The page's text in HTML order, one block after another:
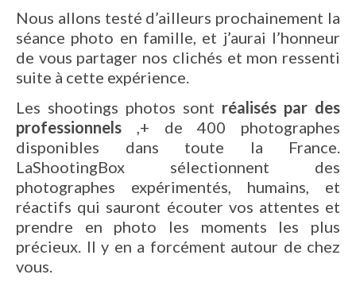
Nous allons testé d’ailleurs prochainement la
séance photo en famille, et j’aurai l’honneur
de vous partager nos clichés et mon ressenti
suite à cette expérience.
Les shootings photos sont réalisés par des
professionnels ,+ de 400 photographes
disponibles dans toute la France.
LaShootingBox sélectionnent des
photographes expérimentés, humains, et
réactifs qui sauront écouter vos attentes et
prendre en photo les moments les plus
précieux. Il y en a forcément autour de chez
vous.